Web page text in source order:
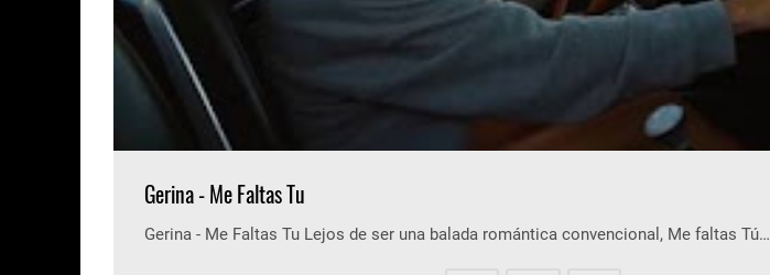
Gerina - Me Faltas Tu
Gerina - Me Faltas Tu Lejos de ser una balada romántica convencional, Me faltas Tú…